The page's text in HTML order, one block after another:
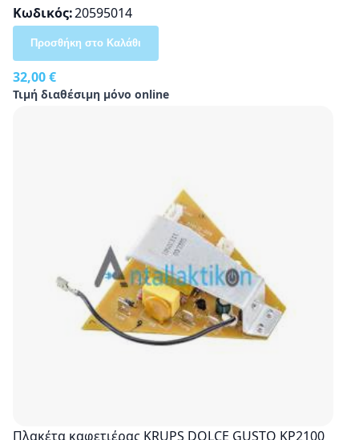
Κωδικός 20595014
32,00 €
Τιμή διαθέσιμη μόνο online
Προσθήκη στο Καλάθι
Πλακέτα καφετιέρας KRUPS DOLCE GUSTO KP2100